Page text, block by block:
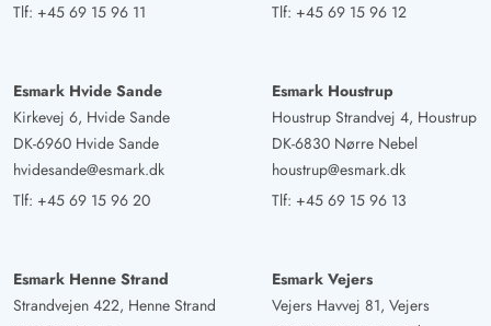
Tlf: +45 69 15 96 11
Tlf: +45 69 15 96 12
Esmark Hvide Sande
Kirkevej 6, Hvide Sande
DK-6960 Hvide Sande
hvidesande@esmark.dk
Tlf: +45 69 15 96 20
Esmark Houstrup
Houstrup Strandvej 4, Houstrup
DK-6830 Nørre Nebel
houstrup@esmark.dk
Tlf: +45 69 15 96 13
Esmark Henne Strand
Strandvejen 422, Henne Strand
Esmark Vejers
Vejers Havvej 81, Vejers